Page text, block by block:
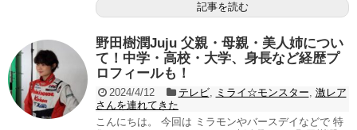
記事を読む
野田樹潤Juju 父親・母親・美人姉につい
て！中学・高校・大学、身長など経歴プ
ロフィールも！
2024/4/12 テレビ, ミライ☆モンスター, 激レア
さんを連れてきた
こんにちは。 今回は ミラモンやバースデイなどで 特